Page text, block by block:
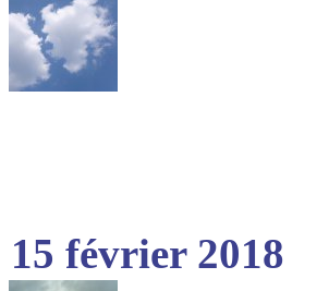
15 février 2018